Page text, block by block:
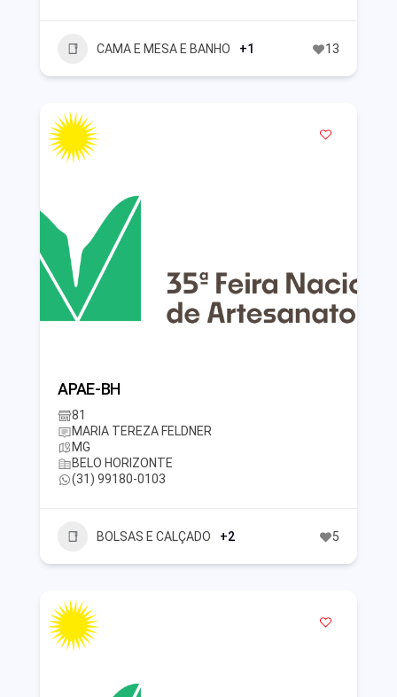
CAMA E MESA E BANHO +1 13
APAE-BH
81
MARIA TEREZA FELDNER
MG
BELO HORIZONTE
(31) 99180-0103
BOLSAS E CALÇADO +2 5